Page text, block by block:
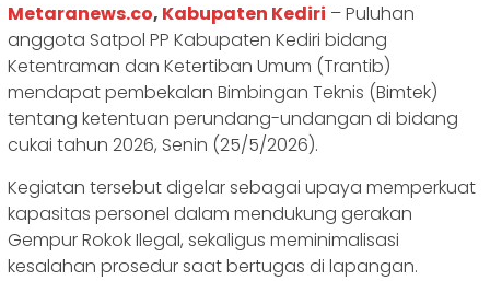
Metaranews.co, Kabupaten Kediri – Puluhan
anggota Satpol PP Kabupaten Kediri bidang
Ketentraman dan Ketertiban Umum (Trantib)
mendapat pembekalan Bimbingan Teknis (Bimtek)
tentang ketentuan perundang-undangan di bidang
cukai tahun 2026, Senin (25/5/2026).
Kegiatan tersebut digelar sebagai upaya memperkuat
kapasitas personel dalam mendukung gerakan
Gempur Rokok Ilegal, sekaligus meminimalisasi
kesalahan prosedur saat bertugas di lapangan.